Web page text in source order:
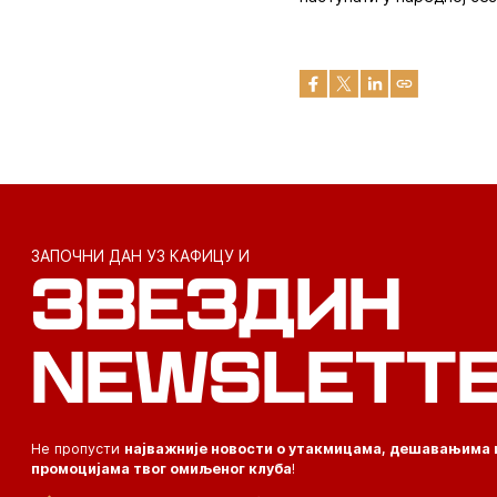
ЗАПОЧНИ ДАН УЗ КАФИЦУ И
ЗВЕЗДИН
Не пропусти најважније новости о утакмицама, дешавањима
промоцијама твог омиљеног клуба!